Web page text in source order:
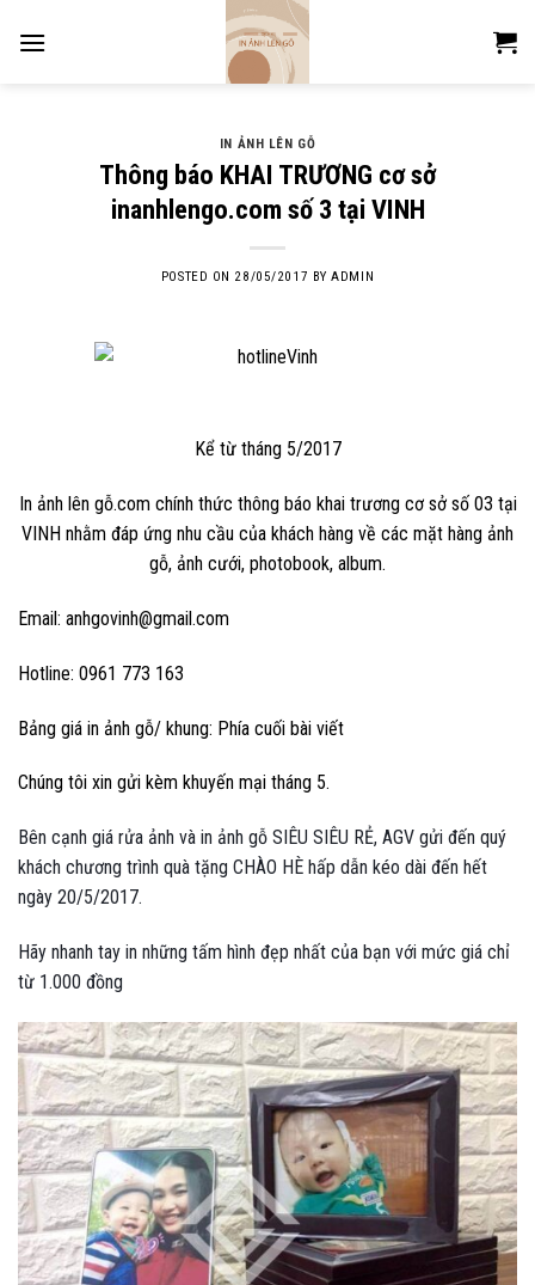
IN ẢNH LÊN GỖ
Thông báo KHAI TRƯƠNG cơ sở
inanhlengo.com số 3 tại VINH
POSTED ON 28/05/2017 BYADMIN
Kể từ tháng 5/2017
In ảnh lên gỗ.com chính thức thông báo khai trương cơ sở số 03 tại
VINH nhằm đáp ứng nhu cầu của khách hàng về các mặt hàng ảnh
gỗ, ảnh cưới, photobook, album.
Email: anhgovinh@gmail.com
Hotline: 0961 773 163
Bảng giá in ảnh gỗ/ khung: Phía cuối bài viết
Chúng tôi xin gửi kèm khuyến mại tháng 5.
Bên cạnh giá rửa ảnh và in ảnh gỗ SIÊU SIÊU RẺ, AGV gửi đến quý
khách chương trình quà tặng CHÀO HÈ hấp dẫn kéo dài đến hết
ngày 20/5/2017.
Hãy nhanh tay in những tấm hình đẹp nhất của bạn với mức giá chỉ
từ 1.000 đồng